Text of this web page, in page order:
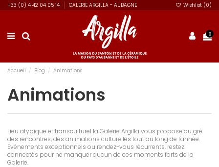
+33 (0) 4 42 04 05 14 GALERIE ARGILLA - AUBAGNE Wishlist (0)
0
Accueil Blog Animations
Animations
Lieu atypique et transculturel la Galerie Argilla vous propose au gré
des rencontres, des animations culturelles tout au long de l'année.
Evénements exceptionnels ou rendez-vous récurrents, restez
connectés pour ne manquer aucun de ces moments forts de la
Galerie.